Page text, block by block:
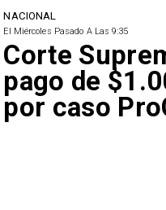
NACIONAL
El Miércoles Pasado A Las 9:35
Corte
pago de
por caso